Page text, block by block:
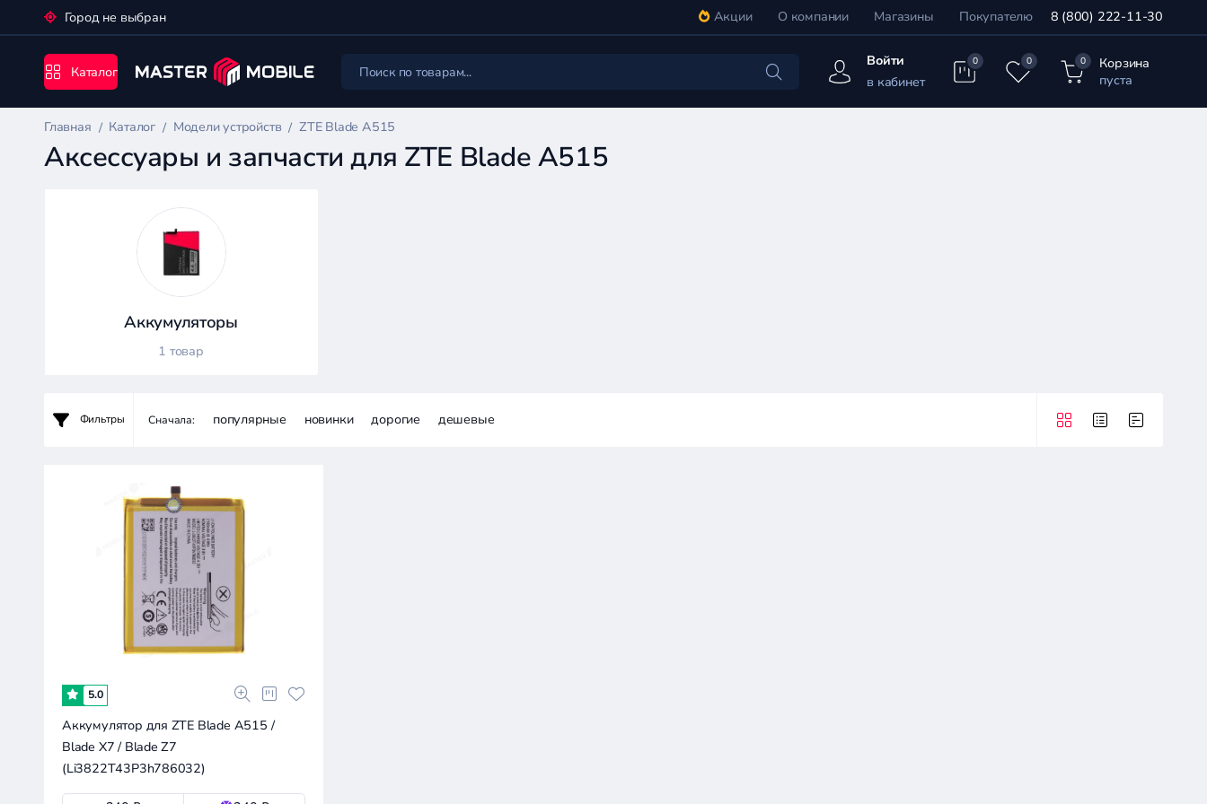
Город не выбран Акции О компании Магазины Покупателю 8 (800) 222-11-30
Каталог
Войти
в кабинет
0 0 0
Корзина
пуста
Главная Каталог Модели устройств ZTE Blade A515
Аксессуары и запчасти для ZTE Blade A515
Аккумуляторы
1 товар
Фильтры Сначала: популярные новинки дорогие дешевые
5.0
Аккумулятор для ZTE Blade A515 /
Blade X7 / Blade Z7
(Li3822T43P3h786032)